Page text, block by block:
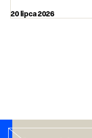
20 lipca 2026